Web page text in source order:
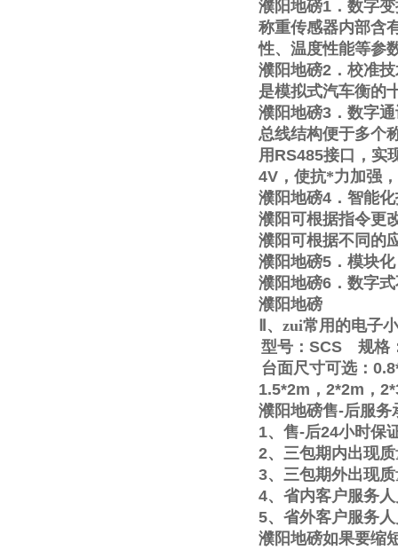
濮阳地磅1 ．数字
称重传感器内部含
性、温度性能等参
濮阳地磅2 ．校准
是模拟式汽车衡的
濮阳地磅3 ．数字
总线结构便于多个
用 RS485接口，实
4V ，使抗*力加强
濮阳地磅4 ．智能
濮阳可根据指令更
濮阳可根据不同的
濮阳地磅5 ．模块
濮阳地磅6 ．数字
濮阳地磅
、zui常用的电子
型号： SCS
规格
台面尺寸可选：
1.5*2m ， 2*2m ，
濮阳地磅售-后服务
1、售-后24小时保
2、三包期内出现
3、三包期外出现
4、省内客户服务
5、省外客户服务
濮阳地磅如果要缩